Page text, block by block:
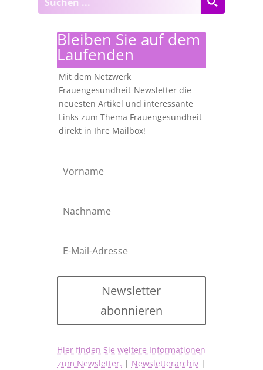
Bleiben Sie auf dem
Laufenden
Mit dem Netzwerk
Frauengesundheit-Newsletter die
neuesten Artikel und interessante
Links zum Thema Frauengesundheit
direkt in Ihre Mailbox!
Newsletter
abonnieren
Hier finden Sie weitere Informationen
zum Newsletter. | Newsletterarchiv|